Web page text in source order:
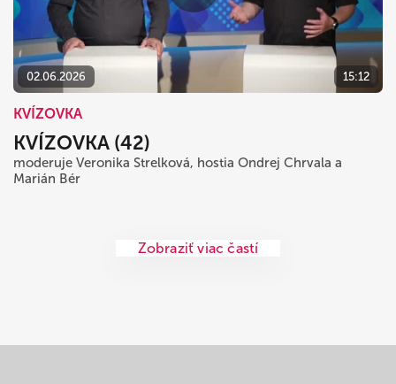
02.06.2026 15:12
KVÍZOVKA
KVÍZOVKA (42)
moderuje Veronika Strelková, hostia Ondrej Chrvala a
Marián Bér
Zobraziť viac častí